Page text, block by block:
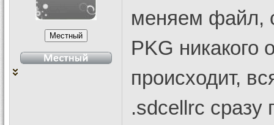
меняем файл,
PKG
происходит,
.sdcellrc сразу